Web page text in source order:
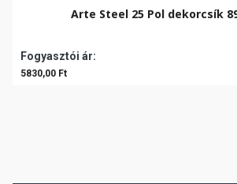
Arte Steel 25 Pol dekorcsík
Fogyasztói ár:
5830,00 Ft